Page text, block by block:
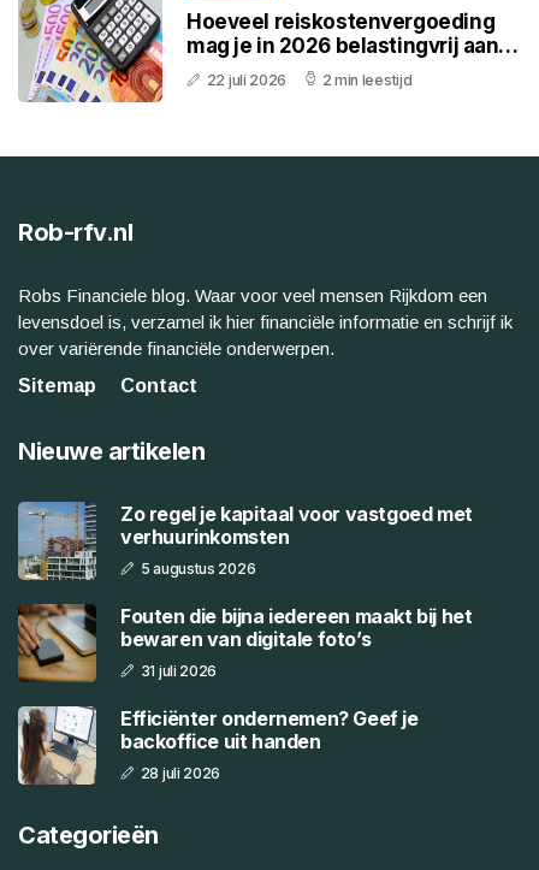
Hoeveel reiskostenvergoeding
mag je in 2026 belastingvrij aan
personeel geven
22 juli 2026 2 min leestijd
Rob-rfv.nl
Robs Financiele blog. Waar voor veel mensen Rijkdom een
levensdoel is, verzamel ik hier financiële informatie en schrijf ik
over variërende financiële onderwerpen.
Sitemap
Contact
Nieuwe artikelen
Zo regel je kapitaal voor vastgoed met
verhuurinkomsten
5 augustus 2026
Fouten die bijna iedereen maakt bij het
bewaren van digitale foto’s
31 juli 2026
Efficiënter ondernemen? Geef je
backoffice uit handen
28 juli 2026
Categorieën